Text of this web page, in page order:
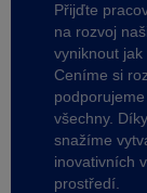
Přijďte
na rozvoj
vyniknout jak
Ceníme si
všechny.
snažíme
inovativních
prostředí.